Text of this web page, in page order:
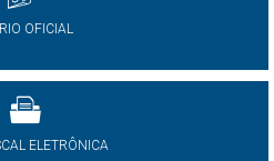
OFICIAL
ELETRÔNICA